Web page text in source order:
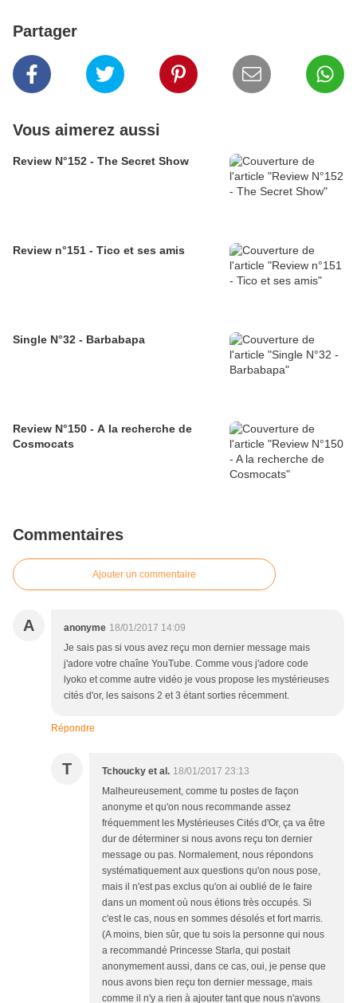
Partager
Vous aimerez aussi
Review N°152 - The Secret Show
Review n°151 - Tico et ses amis
Single N°32 - Barbabapa
Review N°150 - A la recherche de
Cosmocats
Commentaires
Ajouter un commentaire
A anonyme 18/01/2017 14:09
Je sais pas si vous avez reçu mon dernier message mais
j'adore votre chaîne YouTube. Comme vous j'adore code
lyoko et comme autre vidéo je vous propose les mystérieuses
cités d'or, les saisons 2 et 3 étant sorties récemment.
Répondre
T Tchoucky et al. 18/01/2017 23:13
Malheureusement, comme tu postes de façon
anonyme et qu'on nous recommande assez
fréquemment les Mystérieuses Cités d'Or, ça va être
dur de déterminer si nous avons reçu ton dernier
message ou pas. Normalement, nous répondons
systématiquement aux questions qu'on nous pose,
mais il n'est pas exclus qu'on ai oublié de le faire
dans un moment où nous étions très occupés. Si
c'est le cas, nous en sommes désolés et fort marris.
(A moins, bien sûr, que tu sois la personne qui nous
a recommandé Princesse Starla, qui postait
anonymement aussi, dans ce cas, oui, je pense que
nous avons bien reçu ton dernier message, mais
comme il n'y a rien à ajouter tant que nous n'avons